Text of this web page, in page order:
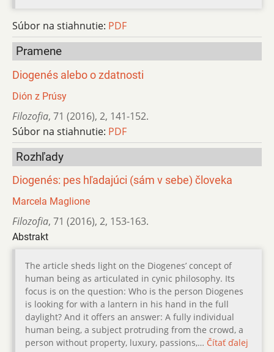
Súbor na stiahnutie: PDF
Pramene
Diogenés alebo o zdatnosti
Dión z Prúsy
Filozofia, 71 (2016), 2, 141-152.
Súbor na stiahnutie: PDF
Rozhľady
Diogenés: pes hľadajúci (sám v sebe) človeka
Marcela Maglione
Filozofia, 71 (2016), 2, 153-163.
Abstrakt
The article sheds light on the Diogenes’ concept of
human being as articulated in cynic philosophy. Its
focus is on the question: Who is the person Diogenes
is looking for with a lantern in his hand in the full
daylight? And it offers an answer: A fully individual
human being, a subject protruding from the crowd, a
person without property, luxury, passions,… Čítať ďalej